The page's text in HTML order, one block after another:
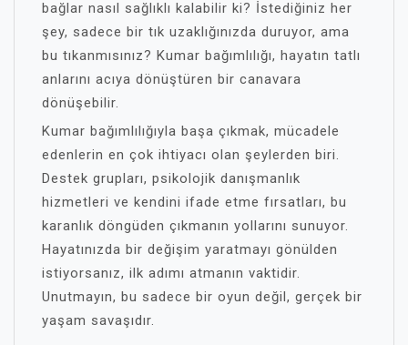
bağlar nasıl sağlıklı kalabilir ki? İstediğiniz her
şey, sadece bir tık uzaklığınızda duruyor, ama
bu tıkanmısınız? Kumar bağımlılığı, hayatın tatlı
anlarını acıya dönüştüren bir canavara
dönüşebilir.
Kumar bağımlılığıyla başa çıkmak, mücadele
edenlerin en çok ihtiyacı olan şeylerden biri.
Destek grupları, psikolojik danışmanlık
hizmetleri ve kendini ifade etme fırsatları, bu
karanlık döngüden çıkmanın yollarını sunuyor.
Hayatınızda bir değişim yaratmayı gönülden
istiyorsanız, ilk adımı atmanın vaktidir.
Unutmayın, bu sadece bir oyun değil, gerçek bir
yaşam savaşıdır.